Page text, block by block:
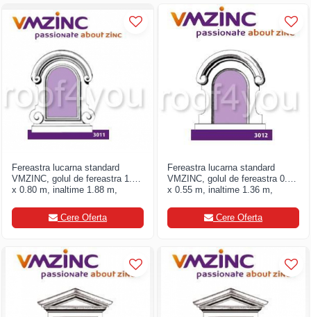
Accesorii ciocane
Scule
Trasatoare
Dispozitiv de indoit
Sabloane
Prisme
Expandoare
Fierastraie
Leviere
Nicovale
Accesorii
BUSCHMANN
PROD-MASZ
FREUND
Structuri fatade ventilate
Fereastra lucarna standard
VMZINC, golul de fereastra 1.20
x 0.80 m, inaltime 1.88 m,
Cere Oferta
Fereastra lucarna standard
VMZINC, golul de fereastra 0.90
x 0.55 m, inaltime 1.36 m,
Cere Oferta